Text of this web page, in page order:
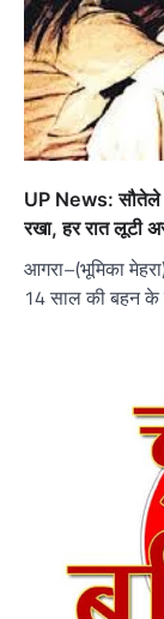
UP News: सौतेले
रखा, हर रात लूटी
आगरा–(भूमिका
14 साल की बहन के